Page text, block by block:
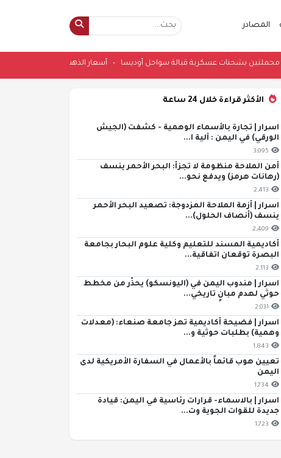
المصادر
سفينتين محملتين بشحنات عسكرية قبالة سواحل أوديسا •أسعار الذهب اليوم الخميس 6-8-
الأكثر قراءة خلال 24 ساعة
اسرار | تجارة بالأسماء الوهمية - كشفت (الجيش
الورقي) في اليمن : آلية ا...
3,095
أمن الملاحة منظومة لا تجزأ: البحر الأحمر ينسف
(رهانات هرمز) ويدفع نحو...
2,413
اسرار | أزمة الملاحة المزدوجة: تصعيد البحر الأحمر
ينسف (أنصاف الحلول)...
2,409
أكاديمية المسند للتعليم وكلية علوم البحار بجامعة
البصرة توقعان اتفاقية...
2,113
اسرار | مندوب اليمن في (اليونسكو) يحذّر من مخطط
حوثي لهدم مبانٍ تاريخي...
2,031
اسرار | فضيحة أكاديمية تهز جامعة صنعاء: (معدلات
وهمية) بطلبات حوثية و...
1,843
تعيين هوب قائماً بالأعمال في السفارة الأمريكية لدى
اليمن
1,734
اسرار | بالاسماء- قرارات رئاسية في اليمن: قيادة
جديدة للقوات الجوية وت...
1,723